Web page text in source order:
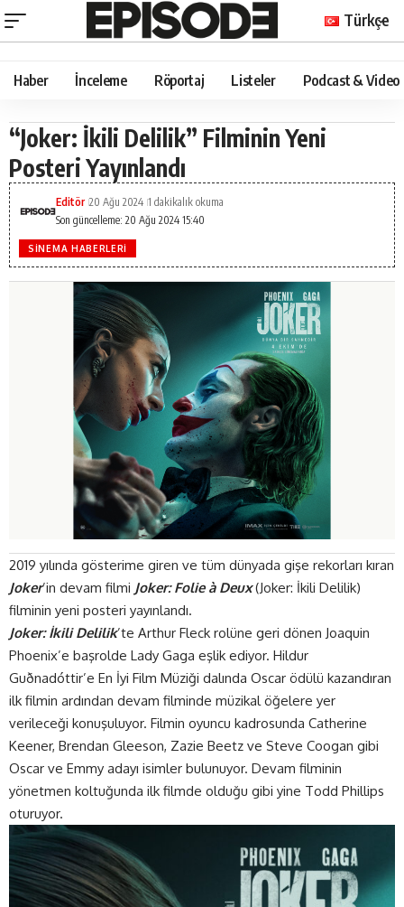
Türkçe
Haber İnceleme Röportaj Listeler Podcast & Video
“Joker: İkili Delilik” Filminin Yeni
Posteri Yayınlandı
Son güncelleme: 20 Ağu 2024 15:40
Editör 20 Ağu 2024 1 dakikalık okuma
SINEMA HABERLERI
2019 yılında gösterime giren ve tüm dünyada gişe rekorları kıran
Joker’in devam filmi Joker: Folie à Deux(Joker: İkili Delilik)
filminin yeni posteri yayınlandı.
Joker: İkili Delilik’te Arthur Fleck rolüne geri dönen Joaquin
Phoenix’e başrolde Lady Gaga eşlik ediyor. Hildur
Guðnadóttir’e En İyi Film Müziği dalında Oscar ödülü kazandıran
ilk filmin ardından devam filminde müzikal öğelere yer
verileceği konuşuluyor. Filmin oyuncu kadrosunda Catherine
Keener, Brendan Gleeson, Zazie Beetz ve Steve Coogan gibi
Oscar ve Emmy adayı isimler bulunuyor. Devam filminin
yönetmen koltuğunda ilk filmde olduğu gibi yine Todd Phillips
oturuyor.